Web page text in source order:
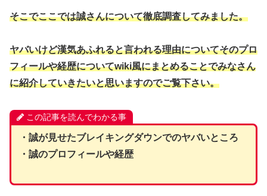
そこでここでは誠さんについて徹底調査してみました。
ヤバいけど漢気あふれると言われる理由についてそのプロ
フィールや経歴についてwiki風にまとめることでみなさん
に紹介していきたいと思いますのでご覧下さい。
この記事を読んでわかる事
・誠が見せたブレイキングダウンでのヤバいところ
・誠のプロフィールや経歴